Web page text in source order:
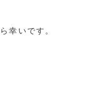
幸いです。